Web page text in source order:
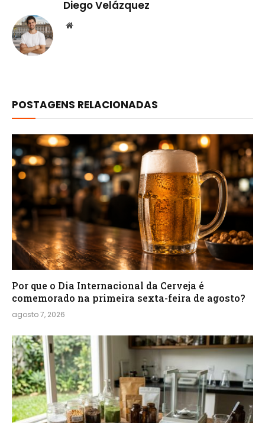
Diego Velázquez
Website
POSTAGENS RELACIONADAS
Por que o Dia Internacional da Cerveja é
comemorado na primeira sexta-feira de agosto?
agosto 7, 2026